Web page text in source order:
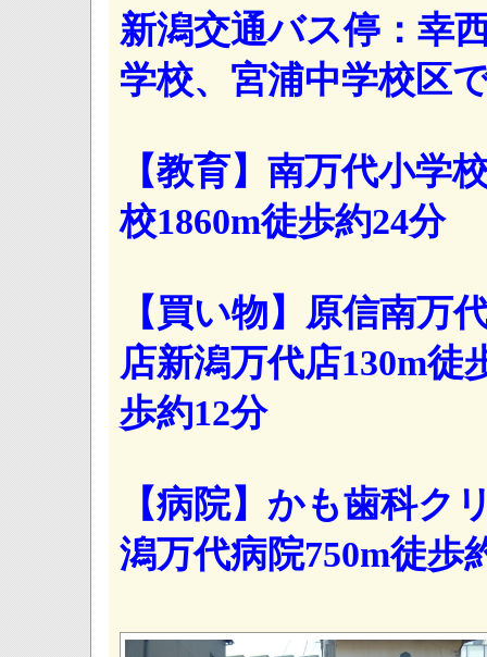
新潟交通バス停：幸
学校、宮浦中学校区
【教育】南万代小学
校1860m徒歩約24分
【買い物】原信南
店新潟万代店130m徒
歩約12分
【病院】かも歯科
潟万代病院750m徒歩